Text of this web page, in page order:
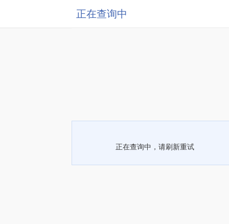
正在查询中
正在查询中，请刷新重试